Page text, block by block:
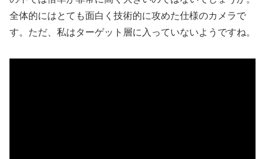
全体的にはとても面白く技術的に攻めた仕様のカメラで
す。ただ、私はターゲット層に入っていないようですね。